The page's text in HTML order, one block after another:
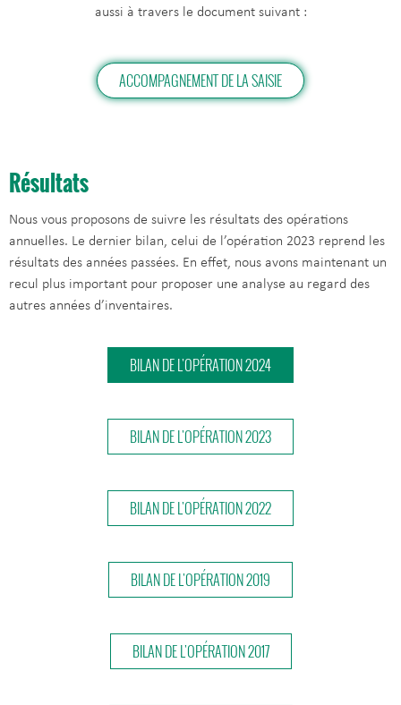
aussi à travers le document suivant :
ACCOMPAGNEMENT DE LA SAISIE
Résultats
Nous vous proposons de suivre les résultats des opérations
annuelles. Le dernier bilan, celui de l’opération 2023 reprend les
résultats des années passées. En effet, nous avons maintenant un
recul plus important pour proposer une analyse au regard des
autres années d’inventaires.
BILAN DE L'OPÉRATION 2024
BILAN DE L'OPÉRATION 2023
BILAN DE L'OPÉRATION 2022
BILAN DE L'OPÉRATION 2019
BILAN DE L'OPÉRATION 2017